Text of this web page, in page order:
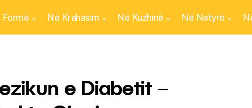
Formë Në Krahasim Në Kuzhinë Në Natyrë
e Diabetit –